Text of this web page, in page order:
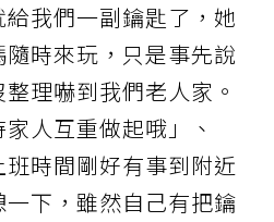
我們一副鑰匙了，她
時來玩，只是事先說
理嚇到我們老人家。
人互重做起哦」、
班時間剛好有事到附近
下，雖然自己有把鑰